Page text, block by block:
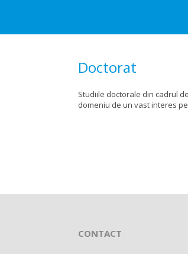
Doctorat
Studiile doctorale din cadrul
domeniu de un vast interes
CONTACT